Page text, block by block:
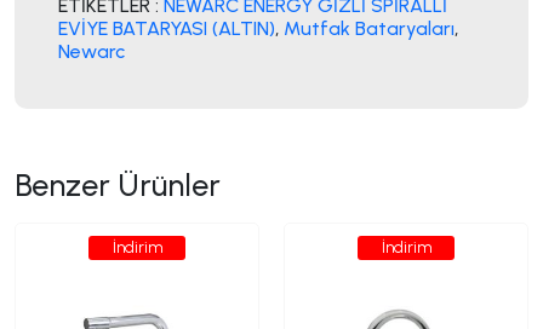
ETİKETLER : NEWARC ENERGY GİZLİ SPİRALLİ
EVİYE BATARYASI (ALTIN), Mutfak Bataryaları,
Newarc
Benzer Ürünler
İndirim İndirim